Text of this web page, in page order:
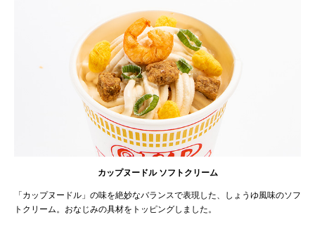
カップヌードル ソフトクリーム
「カップヌードル」の味を絶妙なバランスで表現した、しょうゆ風味のソフ
トクリーム。おなじみの具材をトッピングしました。